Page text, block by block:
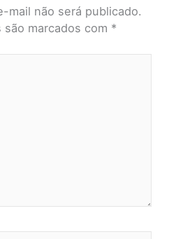
mail não será publicado.
marcados com *